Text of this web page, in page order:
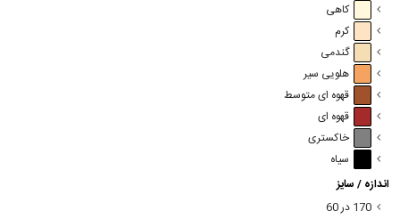
کاهی
کرم
گندمی
هلویی سیر
قهوه ای متوسط
قهوه ای
خاکستری
سیاه
اندازه / سایز
170 در 60